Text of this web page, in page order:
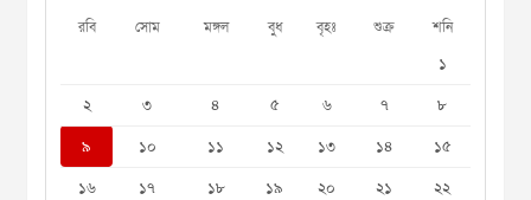
রবি সোম মঙ্গল বুধ বৃহঃ শুক্র শনি
১
২
৩ ৪ ৫ ৬ ৭
৮
৯
১০ ১১ ১২ ১৩ ১৪
১৫
১৬
১৭ ১৮ ১৯ ২০ ২১ ২২